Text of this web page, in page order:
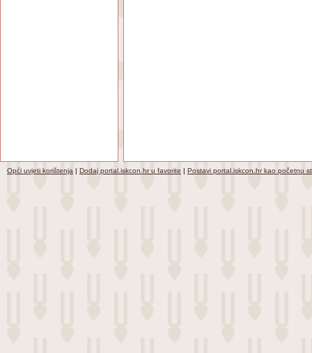
Opći uvjeti korištenja | Dodaj portal.iskcon.hr u favorite | Postavi portal.iskcon.hr kao početnu